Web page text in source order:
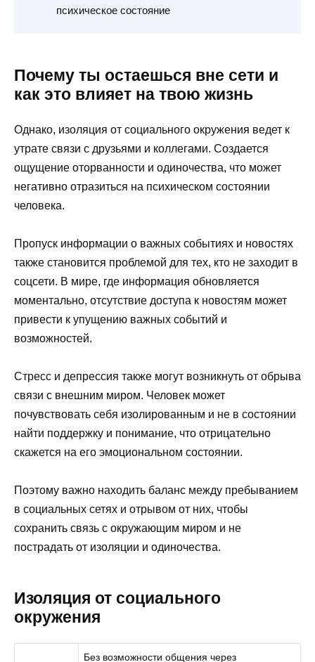
психическое состояние
Почему ты остаешься вне сети и
как это влияет на твою жизнь
Однако, изоляция от социального окружения ведет к
утрате связи с друзьями и коллегами. Создается
ощущение оторванности и одиночества, что может
негативно отразиться на психическом состоянии
человека.
Пропуск информации о важных событиях и новостях
также становится проблемой для тех, кто не заходит в
соцсети. В мире, где информация обновляется
моментально, отсутствие доступа к новостям может
привести к упущению важных событий и
возможностей.
Стресс и депрессия также могут возникнуть от обрыва
связи с внешним миром. Человек может
почувствовать себя изолированным и не в состоянии
найти поддержку и понимание, что отрицательно
скажется на его эмоциональном состоянии.
Поэтому важно находить баланс между пребыванием
в социальных сетях и отрывом от них, чтобы
сохранить связь с окружающим миром и не
пострадать от изоляции и одиночества.
Изоляция от социального
окружения
Без возможности общения через